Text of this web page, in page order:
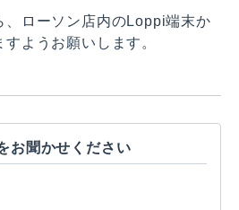
、ローソン店内のLoppi端末か
ようお願いします。
お聞かせください